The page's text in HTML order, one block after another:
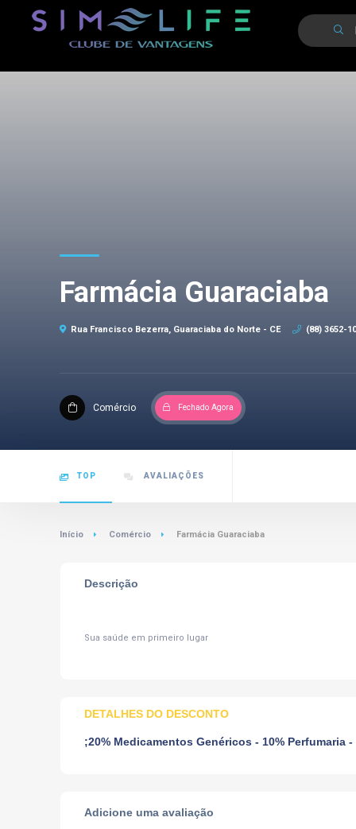
Farmácia Guaraciaba
Rua Francisco Bezerra, Guaraciaba do Norte - CE (88) 3652-
Comércio Fechado Agora
TOP AVALIAÇÕES
Início Comércio Farmácia Guaraciaba
Descrição
Sua saúde em primeiro lugar
DETALHES DO DESCONTO
;20% Medicamentos Genéricos - 10% Perfumaria
Adicione uma avaliação